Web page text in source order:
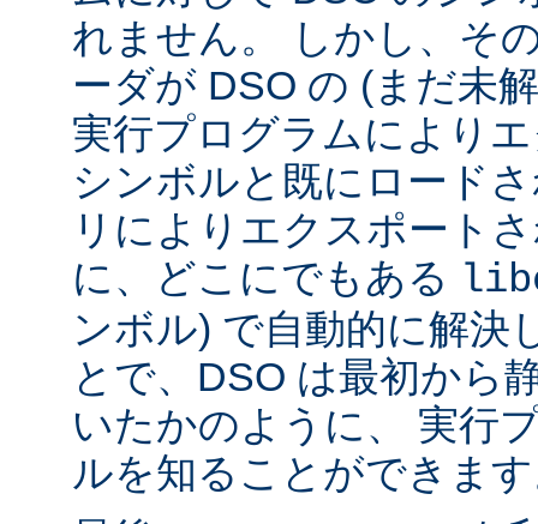
れません。 しかし、そ
ーダが DSO の (まだ未
実行プログラムにより
シンボルと既にロード
リによりエクスポート
に、どこにでもある
ンボル) で自動的に解決
とで、DSO は最初から
いたかのように、 実行
ルを知ることができま